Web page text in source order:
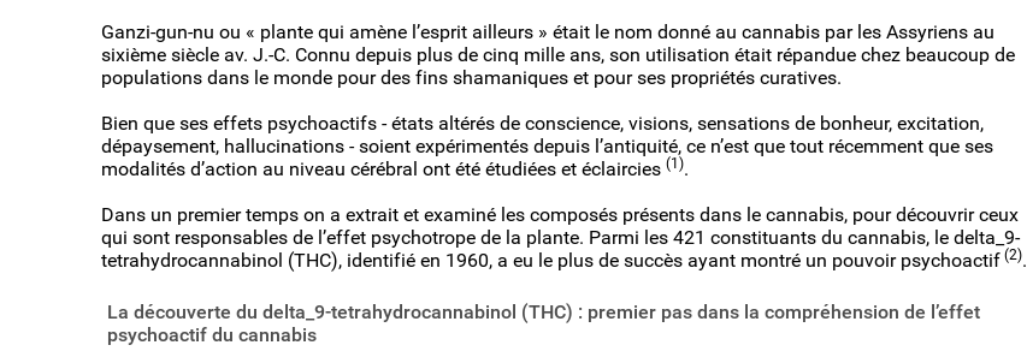
Ganzi-gun-nu ou « plante qui amène l’esprit ailleurs » était le nom donné au cannabis par les Assyriens au
sixième siècle av. J.-C. Connu depuis plus de cinq mille ans, son utilisation était répandue chez beaucoup de
populations dans le monde pour des fins shamaniques et pour ses propriétés curatives.
Bien que ses effets psychoactifs - états altérés de conscience, visions, sensations de bonheur, excitation,
dépaysement, hallucinations - soient expérimentés depuis l’antiquité, ce n’est que tout récemment que ses
modalités d’action au niveau cérébral ont été étudiées et éclaircies (1).
Dans un premier temps on a extrait et examiné les composés présents dans le cannabis, pour découvrir ceux
qui sont responsables de l’effet psychotrope de la plante. Parmi les 421 constituants du cannabis, le delta_9-
tetrahydrocannabinol (THC), identifié en 1960, a eu le plus de succès ayant montré un pouvoir psychoactif (2).
La découverte du delta_9-tetrahydrocannabinol (THC) : premier pas dans la compréhension de l’effet
psychoactif du cannabis